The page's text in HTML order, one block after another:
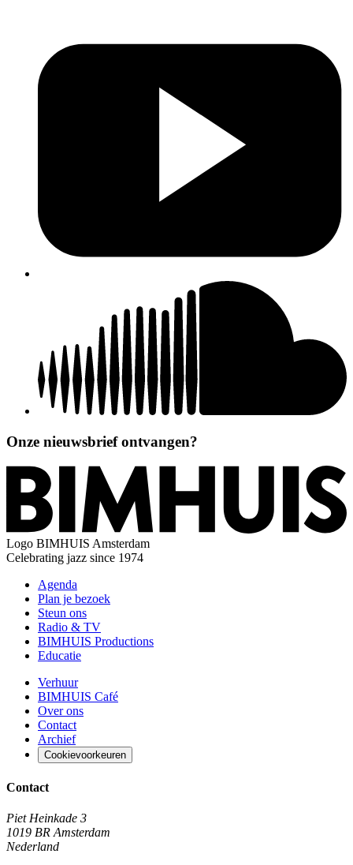
Onze nieuwsbrief ontvangen?
Logo BIMHUIS Amsterdam
Celebrating jazz since 1974
Agenda
Plan je bezoek
Steun ons
Radio & TV
BIMHUIS Productions
Educatie
Verhuur
BIMHUIS Café
Over ons
Contact
Archief
Cookievoorkeuren
Contact
Piet Heinkade 3
1019 BR Amsterdam
Nederland